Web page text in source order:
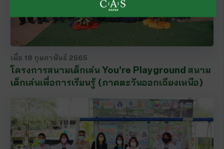
เมื่อ 18 กุมภาพันธ์ 2565
โครงการสนามเด็กเล่น You’re Playground สนาม
เด็กเล่นเพื่อการเรียนรู้ (ภาคตะวันออกเฉียงเหนือ)